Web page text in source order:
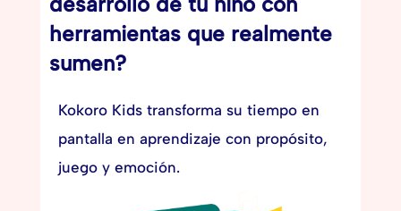
herramientas que realmente
sumen?
Kokoro Kids transforma su tiempo en
pantalla en aprendizaje con propósito,
juego y emoción.